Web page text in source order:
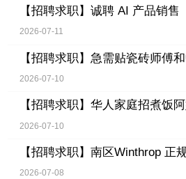
【招聘求职】 诚聘 AI 产品销售
2026-07-11
【招聘求职】 急需贴瓷砖师傅
2026-07-10
【招聘求职】 华人家庭招煮饭
2026-07-10
【招聘求职】 南区
2026-07-08